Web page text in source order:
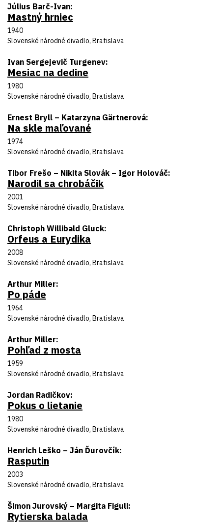
Autor predlohy
Július Barč-Ivan
Názov inscenácie
Mastný hrniec
Rok uvedenia
1940
Divadlo
Slovenské národné divadlo, Bratislava
Autor predlohy
Ivan Sergejevič Turgenev
Názov inscenácie
Mesiac na dedine
Rok uvedenia
1980
Divadlo
Slovenské národné divadlo, Bratislava
Autor predlohy
Ernest Bryll – Katarzyna Gärtnerová
Názov inscenácie
Na skle maľované
Rok uvedenia
1974
Divadlo
Slovenské národné divadlo, Bratislava
Autor predlohy
Tibor Frešo – Nikita Slovák – Igor Holováč
Názov inscenácie
Narodil sa chrobáčik
Rok uvedenia
2001
Divadlo
Slovenské národné divadlo, Bratislava
Autor predlohy
Christoph Willibald Gluck
Názov inscenácie
Orfeus a Eurydika
Rok uvedenia
2008
Divadlo
Slovenské národné divadlo, Bratislava
Autor predlohy
Arthur Miller
Názov inscenácie
Po páde
Rok uvedenia
1964
Divadlo
Slovenské národné divadlo, Bratislava
Autor predlohy
Arthur Miller
Názov inscenácie
Pohľad z mosta
Rok uvedenia
1959
Divadlo
Slovenské národné divadlo, Bratislava
Autor predlohy
Jordan Radičkov
Názov inscenácie
Pokus o lietanie
Rok uvedenia
1980
Divadlo
Slovenské národné divadlo, Bratislava
Autor predlohy
Henrich Leško – Ján Ďurovčík
Názov inscenácie
Rasputin
Rok uvedenia
2003
Divadlo
Slovenské národné divadlo, Bratislava
Autor predlohy
Šimon Jurovský – Margita Figuli
Názov inscenácie
Rytierska balada